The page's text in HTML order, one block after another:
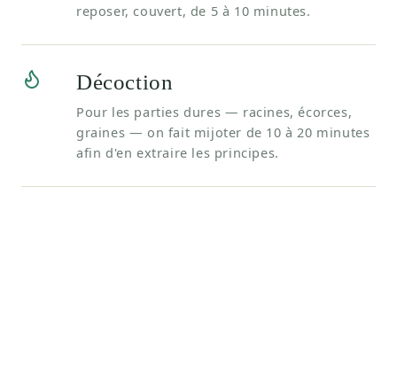
reposer, couvert, de 5 à 10 minutes.
Décoction
Pour les parties dures — racines, écorces,
graines — on fait mijoter de 10 à 20 minutes
afin d'en extraire les principes.